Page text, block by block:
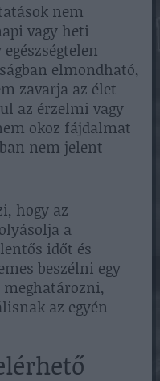
nem
vagy heti
elmondható,
zavarja az élet
az érzelmi vagy
okoz fájdalmat
nem jelent
hogy az
a
időt és
beszélni egy
az egyén